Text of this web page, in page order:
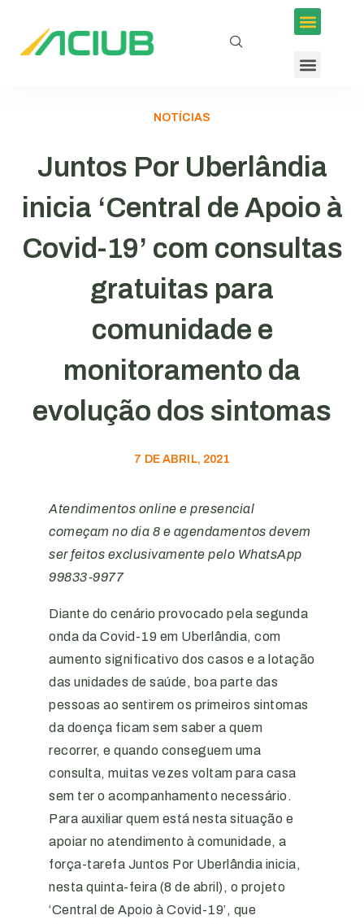
NOTÍCIAS
Juntos Por Uberlândia
inicia ‘Central de Apoio à
Covid-19’ com consultas
gratuitas para
comunidade e
monitoramento da
evolução dos sintomas
7 DE ABRIL, 2021
Atendimentos online e presencial
começam no dia 8 e agendamentos devem
ser feitos exclusivamente pelo WhatsApp
99833-9977
Diante do cenário provocado pela segunda
onda da Covid-19 em Uberlândia, com
aumento significativo dos casos e a lotação
das unidades de saúde, boa parte das
pessoas ao sentirem os primeiros sintomas
da doença ficam sem saber a quem
recorrer, e quando conseguem uma
consulta, muitas vezes voltam para casa
sem ter o acompanhamento necessário.
Para auxiliar quem está nesta situação e
apoiar no atendimento à comunidade, a
força-tarefa Juntos Por Uberlândia inicia,
nesta quinta-feira (8 de abril), o projeto
‘Central de Apoio à Covid-19’, que